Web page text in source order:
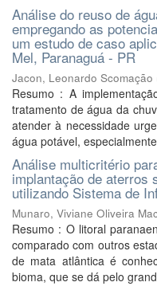
Análise do reuso de
empregando as
um estudo de caso
Mel, Paranaguá - PR
Jacon, Leonardo Scomação
Resumo : A
tratamento de água da
atender à necessidade
água potável,
Análise multicritério
implantação de aterros
utilizando Sistema de
Munaro, Viviane Oliveira
Resumo : O litoral
comparado com outros
de mata atlântica é
bioma, que se dá pelo